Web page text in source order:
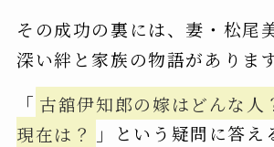
その成功の裏には、妻・松尾
深い絆と家族の物語があります
「 古舘伊知郎の嫁はどんな人
現在は？
」という疑問に答え